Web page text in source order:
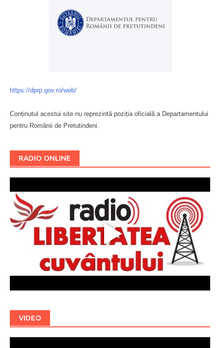
https://dprp.gov.ro/web/
Conținutul acestui site nu reprezintă poziția oficială a Departamentului
pentru Românii de Pretutindeni.
RADIO ONLINE
VIDEO